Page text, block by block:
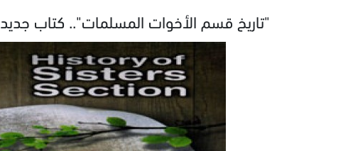
"تاريخ قسم الأخوات المسلمات".. كتاب جديد